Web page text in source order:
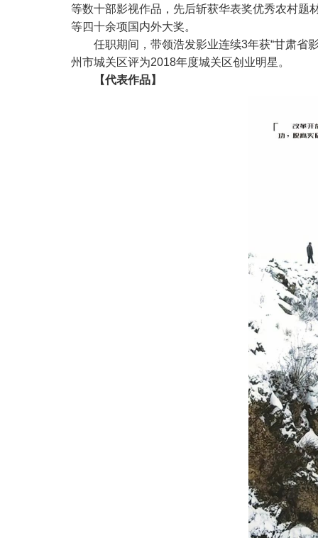
等数十部影视作品，先后斩获华表奖优秀农村题
等四十余项国内外大奖。
任职期间，带领浩发影业连续3年获“甘肃省
州市城关区评为2018年度城关区创业明星。
【代表作品】